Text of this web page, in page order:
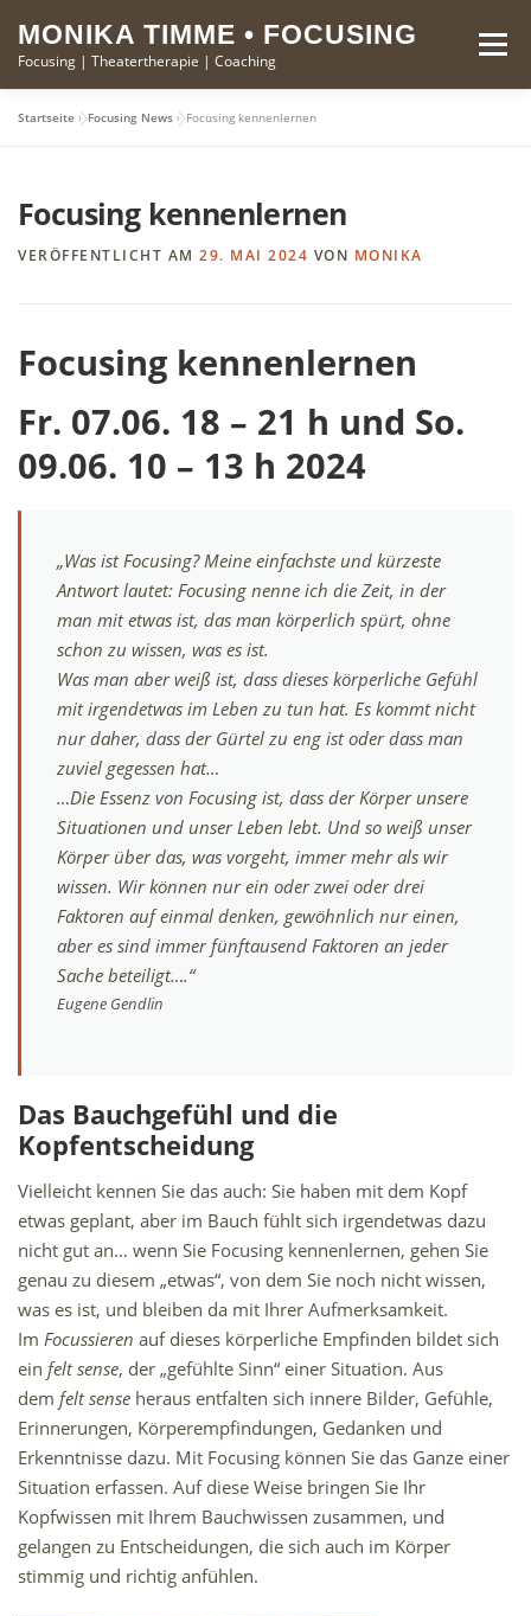
springen
Inhalt
springen
MONIKA TIMME • FOCUSING
Focusing | Theatertherapie | Coaching
Menü
FOCUSING THEATERTHERAPIE
KURSE KONTAKT
Startseite »Focusing News »Focusing kennenlernen
Focusing kennenlernen
VERÖFFENTLICHT AM 29. MAI 2024 VON MONIKA
Focusing kennenlernen
Fr. 07.06. 18 – 21 h und So.
09.06. 10 – 13 h 2024
„Was ist Focusing? Meine einfachste und kürzeste
Antwort lautet: Focusing nenne ich die Zeit, in der
man mit etwas ist, das man körperlich spürt, ohne
schon zu wissen, was es ist.
Was man aber weiß ist, dass dieses körperliche Gefühl
mit irgendetwas im Leben zu tun hat. Es kommt nicht
nur daher, dass der Gürtel zu eng ist oder dass man
zuviel gegessen hat…
…Die Essenz von Focusing ist, dass der Körper unsere
Situationen und unser Leben lebt. Und so weiß unser
Körper über das, was vorgeht, immer mehr als wir
wissen. Wir können nur ein oder zwei oder drei
Faktoren auf einmal denken, gewöhnlich nur einen,
aber es sind immer fünftausend Faktoren an jeder
Sache beteiligt….“
Eugene Gendlin
Das Bauchgefühl und die
Kopfentscheidung
Vielleicht kennen Sie das auch: Sie haben mit dem Kopf
etwas geplant, aber im Bauch fühlt sich irgendetwas dazu
nicht gut an… wenn Sie Focusing kennenlernen, gehen Sie
genau zu diesem „etwas“, von dem Sie noch nicht wissen,
was es ist, und bleiben da mit Ihrer Aufmerksamkeit.
Im Focussieren auf dieses körperliche Empfinden bildet sich
ein felt sense, der „gefühlte Sinn“ einer Situation. Aus
dem felt sense heraus entfalten sich innere Bilder, Gefühle,
Erinnerungen, Körperempfindungen, Gedanken und
Erkenntnisse dazu. Mit Focusing können Sie das Ganze einer
Situation erfassen. Auf diese Weise bringen Sie Ihr
Kopfwissen mit Ihrem Bauchwissen zusammen, und
gelangen zu Entscheidungen, die sich auch im Körper
stimmig und richtig anfühlen.